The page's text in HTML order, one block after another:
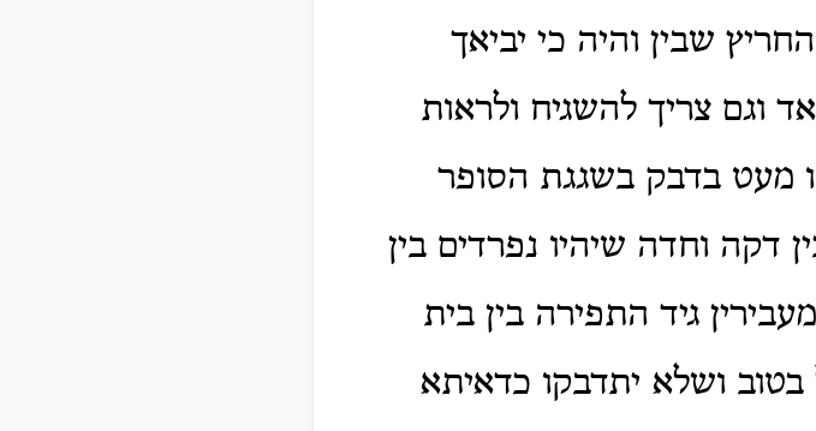
שבין והיה כי יביאך
וגם צריך להשגיח ולראות
מעט בדבק בשגגת הסופר
דקה וחדה שיהיו נפרדים בין
גיד התפירה בין בית
ושלא יתדבקו כדאיתא